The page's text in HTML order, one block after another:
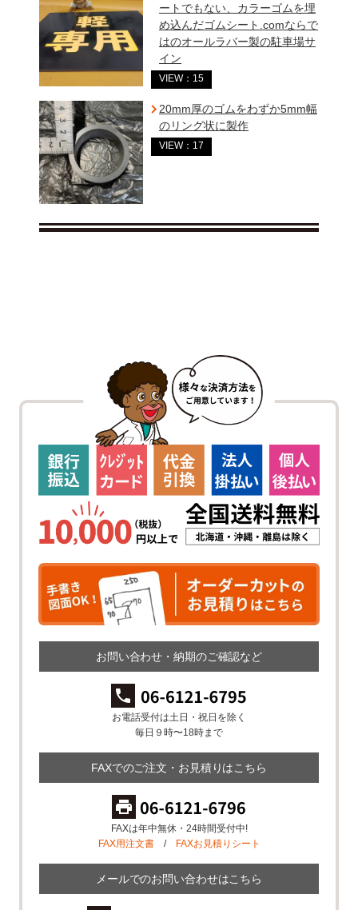
ートでもない、カラーゴムを埋
め込んだゴムシート.comならで
はのオールラバー製の駐車場サ
イン
VIEW：15
20mm厚のゴムをわずか5mm幅
のリング状に製作
VIEW：17
お問い合わせ・納期のご確認など
お電話受付は土日・祝日を除く
毎日９時〜18時まで
FAXでのご注文・お見積りはこちら
FAXは年中無休・24時間受付中!
FAX用注文書/ FAXお見積りシート
メールでのお問い合わせはこちら